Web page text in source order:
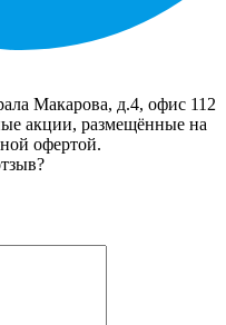
Макарова, д.4, офис 112
акции, размещённые на
офертой.